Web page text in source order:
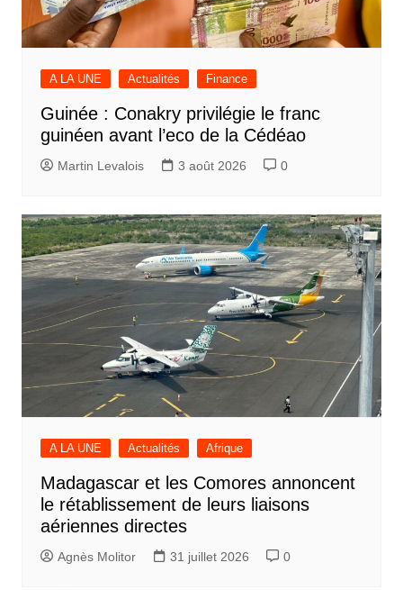
A LA UNE Actualités Finance
Guinée : Conakry privilégie le franc
guinéen avant l’eco de la Cédéao
Martin Levalois 3 août 2026 0
A LA UNE Actualités Afrique
Madagascar et les Comores annoncent
le rétablissement de leurs liaisons
aériennes directes
Agnès Molitor 31 juillet 2026 0